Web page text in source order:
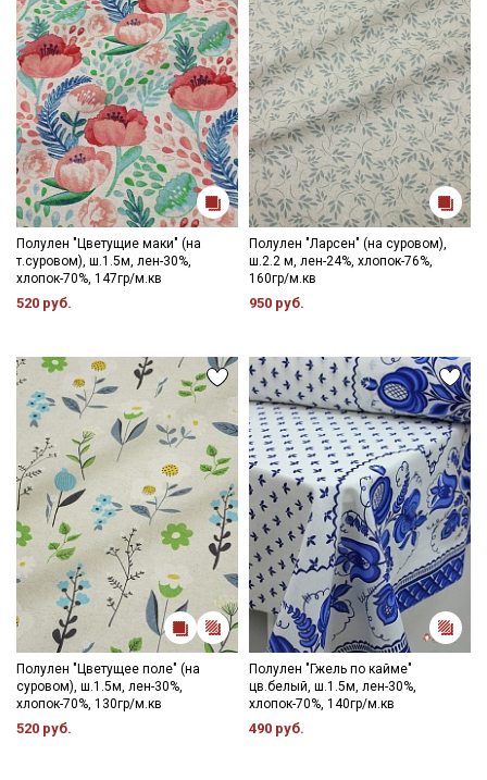
Полулен "Цветущие маки" (на
т.суровом), ш.1.5м, лен-30%,
хлопок-70%, 147гр/м.кв
520 руб.
Полулен "Ларсен" (на суровом),
ш.2.2 м, лен-24%, хлопок-76%,
160гр/м.кв
950 руб.
Полулен "Цветущее поле" (на
суровом), ш.1.5м, лен-30%,
хлопок-70%, 130гр/м.кв
520 руб.
Полулен "Гжель по кайме"
цв.белый, ш.1.5м, лен-30%,
хлопок-70%, 140гр/м.кв
490 руб.